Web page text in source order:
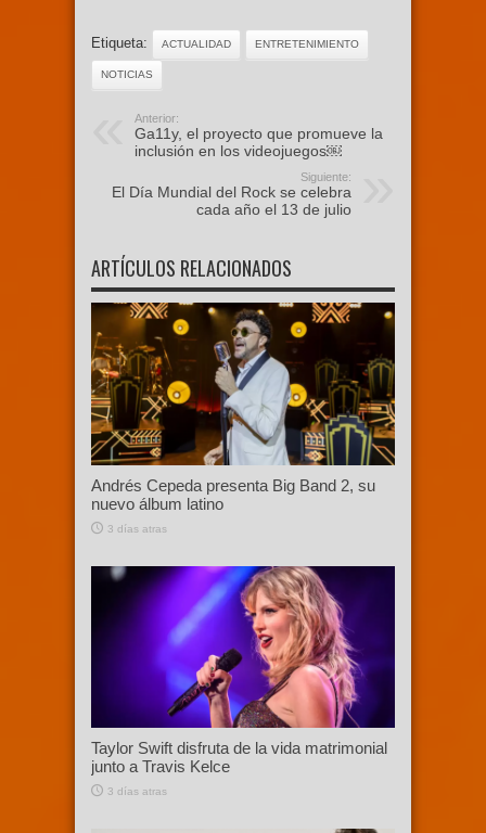
Etiqueta: ACTUALIDAD ENTRETENIMIENTO
NOTICIAS
Anterior:
Ga11y, el proyecto que promueve la
inclusión en los videojuegos￼
Siguiente:
El Día Mundial del Rock se celebra
cada año el 13 de julio
ARTÍCULOS RELACIONADOS
Andrés Cepeda presenta Big Band 2, su
nuevo álbum latino
3 días atras
Taylor Swift disfruta de la vida matrimonial
junto a Travis Kelce
3 días atras